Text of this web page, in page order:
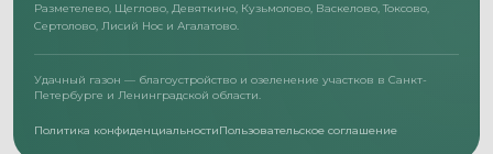
Разметелево, Щеглово, Девяткино, Кузьмолово, Васкелово, Токсово,
Сертолово, Лисий Нос и Агалатово.
Удачный газон — благоустройство и озеленение участков в Санкт-
Петербурге и Ленинградской области.
Политика конфиденциальностиПользовательское соглашение